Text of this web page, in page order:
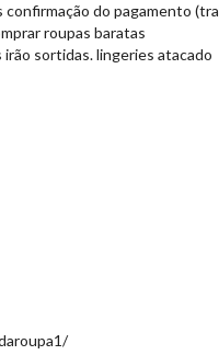
do pagamento
roupas baratas
irão sortidas. lingeries atacado